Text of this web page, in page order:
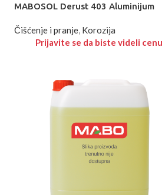
MABOSOL Derust 403 Aluminijum
Čišćenje i pranje, Korozija
Prijavite se da biste videli cenu